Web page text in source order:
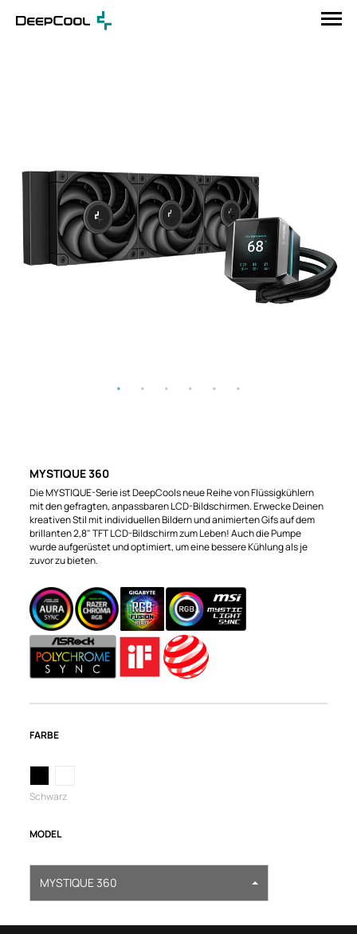
MYSTIQUE 360
Die MYSTIQUE-Serie ist DeepCools neue Reihe von Flüssigkühlern
mit den gefragten, anpassbaren LCD-Bildschirmen. Erwecke Deinen
kreativen Stil mit individuellen Bildern und animierten Gifs auf dem
brillanten 2,8" TFT LCD-Bildschirm zum Leben! Auch die Pumpe
wurde aufgerüstet und optimiert, um eine bessere Kühlung als je
zuvor zu bieten.
FARBE
Schwarz
MODEL
MYSTIQUE 360